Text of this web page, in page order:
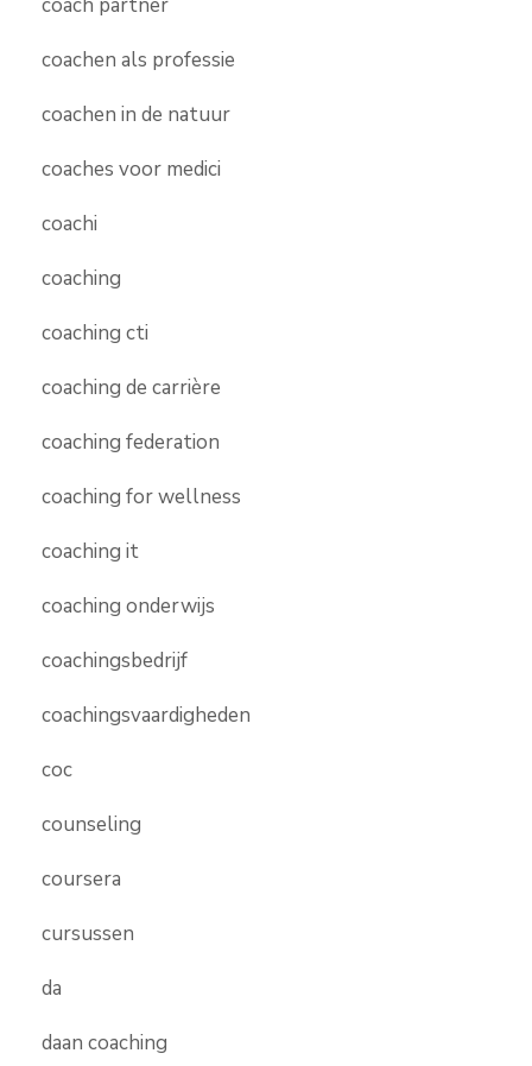
coachen als professie
coachen in de natuur
coaches voor medici
coachi
coaching
coaching cti
coaching de carrière
coaching federation
coaching for wellness
coaching it
coaching onderwijs
coachingsbedrijf
coachingsvaardigheden
coc
counseling
coursera
cursussen
da
daan coaching